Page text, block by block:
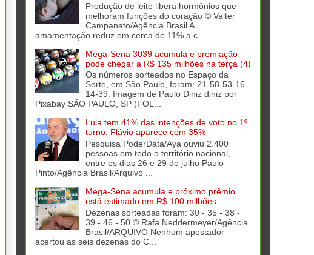
Produção de leite libera hormônios que
melhoram funções do coração © Valter
Campanato/Agência Brasil A
amamentação reduz em cerca de 11% a c...
Mega-Sena 3039 acumula e premiação
pode chegar a R$ 135 milhões na terça (4)
Os números sorteados no Espaço da
Sorte, em São Paulo, foram: 21-58-53-16-
14-39. Imagem de Paulo Diniz diniz por
Pixabay SÃO PAULO, SP (FOL...
Lula tem 41% das intenções de voto no 1º
turno; Flávio aparece com 35%
Pesquisa PoderData/Aya ouviu 2.400
pessoas em todo o território nacional,
entre os dias 26 e 29 de julho Paulo
Pinto/Agência Brasil/Arquivo ...
Mega-Sena acumula e próximo prêmio
está estimado em R$ 100 milhões
Dezenas sorteadas foram: 30 - 35 - 38 -
39 - 46 - 50 © Rafa Neddermeyer/Agência
Brasil/ARQUIVO Nenhum apostador
acertou as seis dezenas do C...